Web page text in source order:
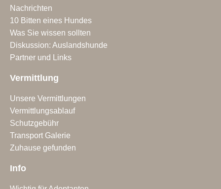
Nachrichten
10 Bitten eines Hundes
Was Sie wissen sollten
Diskussion: Auslandshunde
Partner und Links
Vermittlung
Unsere Vermittlungen
Vermittlungsablauf
Schutzgebühr
Transport Galerie
Zuhause gefunden
Info